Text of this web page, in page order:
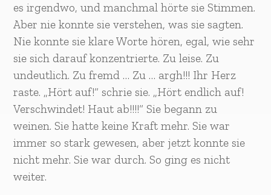
es irgendwo, und manchmal hörte sie Stimmen.
Aber nie konnte sie verstehen, was sie sagten.
Nie konnte sie klare Worte hören, egal, wie sehr
sie sich darauf konzentrierte. Zu leise. Zu
undeutlich. Zu fremd … Zu … argh!!! Ihr Herz
raste. „Hört auf!“ schrie sie. „Hört endlich auf!
Verschwindet! Haut ab!!!!“ Sie begann zu
weinen. Sie hatte keine Kraft mehr. Sie war
immer so stark gewesen, aber jetzt konnte sie
nicht mehr. Sie war durch. So ging es nicht
weiter.